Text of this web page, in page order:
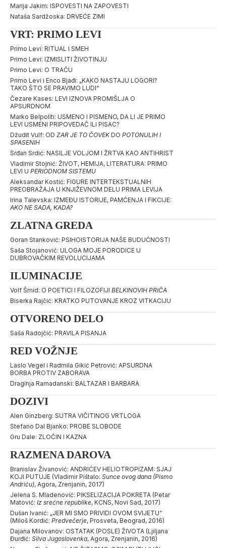
Marija Jakim: ISPOVESTI NA ZAPOVESTI
Nataša Sardžoska: DRVEĆE ZIMI
VRT: PRIMO LEVI
Primo Levi: RITUAL I SMEH
Primo Levi: IZMISLITI ŽIVOTINJU
Primo Levi: O TRAČU
Primo Levi i Enco Bjađi: „KAKO NASTAJU LOGORI?
TAKO ŠTO SE PRAVIMO LUDI“
Čezare Kases: LEVI IZNOVA PROMIŠLJA O
APSURDNOM
Marko Belpoliti: USMENO I PISMENO, DA LI JE PRIMO
LEVI USMENI PRIPOVEDAČ ILI PISAC?
Džudit Vulf: OD ZAR JE TO ČOVEKDO POTONULIH I
SPASENIH
Srđan Srdić: NASILJE VOLJOM I ŽRTVA KAO ANTIHRIST
Vladimir Stojnić: ŽIVOT, HEMIJA, LITERATURA: PRIMO
LEVI U PERIODNOM SISTEMU
Aleksandar Kostić: FIGURE INTERTEKSTUALNIH
PREOBRAŽAJA U KNJIŽEVNOM DELU PRIMA LEVIJA
Irina Talevska: IZMEĐU ISTORIJE, PAMĆENJA I FIKCIJE:
AKO NE SADA, KADA?
ZLATNA GREDA
Goran Stanković: PSIHOISTORIJA NAŠE BUDUĆNOSTI
Saša Stojanović: ULOGA MOJE PORODICE U
DUBROVAČKIM REVOLUCIJAMA
ILUMINACIJE
Volf Šmid: O POETICI I FILOZOFIJI BELKINOVIH PRIČA
Biserka Rajčić: KRATKO PUTOVANJE KROZ VITKACIJU
OTVORENO DELO
Saša Radojčić: PRAVILA PISANJA
RED VOŽNJE
Laslo Vegel i Radmila Gikić Petrović: APSURDNA
BORBA PROTIV ZABORAVA
Draginja Ramadanski: BALTAZAR I BARBARA
DOZIVI
Alen Ginzberg: SUTRA VIČITINOG VRTLOGA
Stefano Dal Bjanko: PROBE SLOBODE
Gru Dale: ZLOČIN I KAZNA
RAZMENA DAROVA
Branislav Živanović: ANDRIĆEV HELIOTROPIZAM: SJAJ
KOJI PUTUJE (Vladimir Pištalo: Sunce ovog dana (Pismo
Andriću), Agora, Zrenjanin, 2017)
Jelena S. Mladenović: PIKSELIZACIJA POKRETA (Petar
Matović: Iz srećne republike, KCNS, Novi Sad, 2017)
Dušan Ivanić: „JER MI SMO PRIVIDI OVOM SVIJETU“
(Miloš Kordić: Predvečerje, Prosveta, Beograd, 2016)
Dajana Milovanov: OSTATAK (POSLE) ŽIVOTA (Ljiljana
Đurđić: Silva Jugoslovenka, Agora, Zrenjanin, 2016)